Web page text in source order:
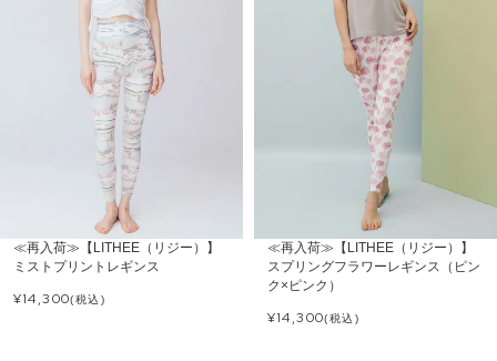
≪再入荷≫【LITHEE（リジー）】
ミストプリントレギンス
¥14,300(税込)
≪再入荷≫【LITHEE（リジー）】
スプリングフラワーレギンス（ピン
ク×ピンク）
¥14,300(税込)